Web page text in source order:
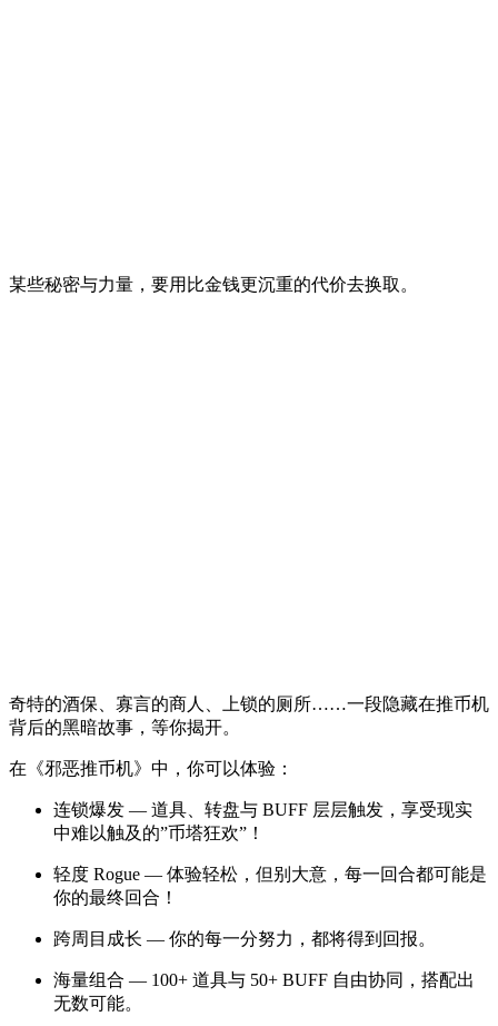
某些秘密与力量，要用比金钱更沉重的代价去换取。
奇特的酒保、寡言的商人、上锁的厕所……一段隐藏在推币机
背后的黑暗故事，等你揭开。
在《邪恶推币机》中，你可以体验：
连锁爆发 — 道具、转盘与 BUFF 层层触发，享受现实
中难以触及的”币塔狂欢”！
轻度 Rogue — 体验轻松，但别大意，每一回合都可能是
你的最终回合！
跨周目成长 — 你的每一分努力，都将得到回报。
海量组合 — 100+ 道具与 50+ BUFF 自由协同，搭配出
无数可能。